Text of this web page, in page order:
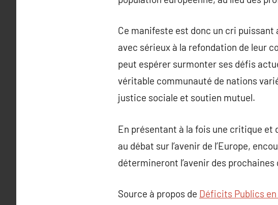
Ce manifeste est donc un cri puissant
avec sérieux à la refondation de leur
peut espérer surmonter ses défis
véritable communauté de nations
justice sociale et soutien mutuel.
En présentant à la fois une critique
au débat sur l’avenir de l’Europe,
détermineront l’avenir des
Source à propos de Déficits Publics